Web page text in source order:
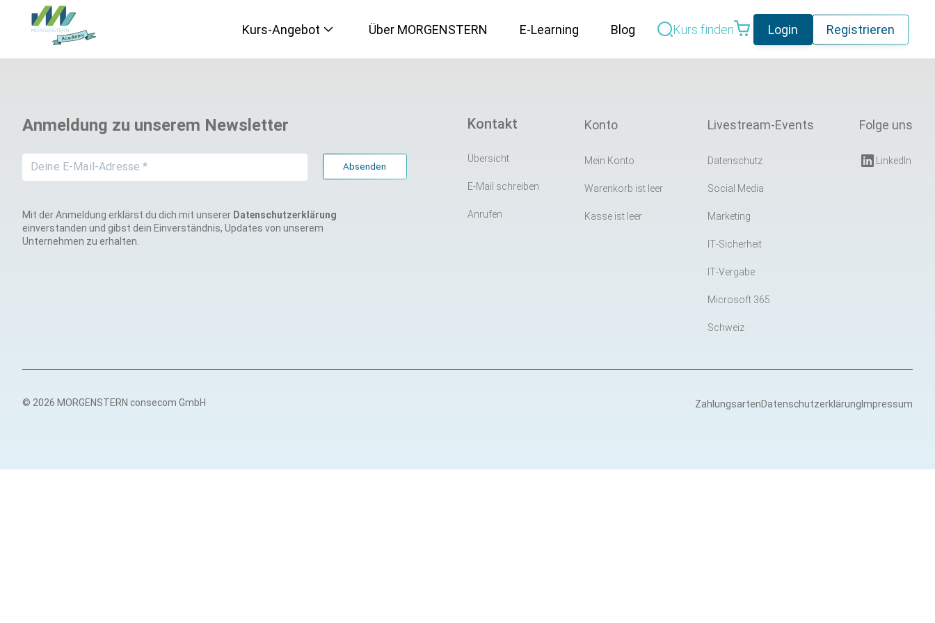
Kurs-Angebot Über MORGENSTERN E-Learning Blog Kurs finden Login Registrieren
IT-Vergabe
Künstliche Intelligenz
Marketing
Microsoft 365
Signalwirkung
Teil 1 – Cybersicherheit:
Warum
Cybersicherheitsmaßnahmen
Realität
weiterlesen
Alle Blogeinträge
Anmeldung zu unserem Newsletter
Mit der Anmeldung erklärst du dich mit unserer Datenschutzerklärung
einverstanden und gibst dein Einverständnis, Updates von unserem
Unternehmen zu erhalten.
Kontakt
Übersicht
E-Mail schreiben
Anrufen
Konto
Mein Konto
Warenkorb ist leer
Kasse ist leer
Livestream-Events
Datenschutz
Social Media
Marketing
IT-Sicherheit
IT-Vergabe
Microsoft 365
Schweiz
Folge uns
LinkedIn
© 2026 MORGENSTERN consecom GmbH ZahlungsartenDatenschutzerklärung Impressum